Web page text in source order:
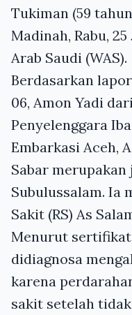
Tukiman (59
Madinah, Rabu,
Arab Saudi (WAS).
Berdasarkan
06, Amon Yadi
Penyelenggara
Embarkasi Aceh,
Sabar
Subulussalam. Ia
Sakit (RS) As
Menurut sertifikat
didiagnosa
karena
sakit setelah